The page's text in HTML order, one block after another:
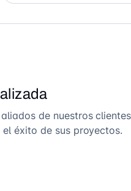
de nuestros
éxito de sus proyectos.